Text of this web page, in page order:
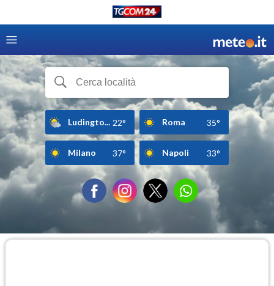
Ludingto... 22° Roma 35°
Milano 37° Napoli 33°